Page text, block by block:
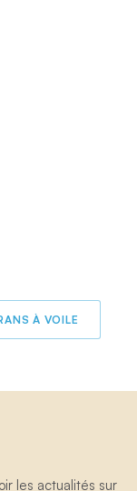
À VOILE
les actualités sur